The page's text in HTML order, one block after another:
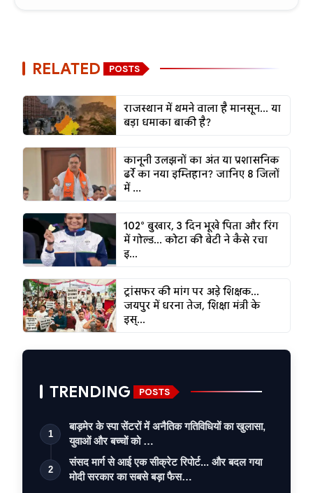
RELATED POSTS
राजस्थान में थमने वाला है मानसून... या
बड़ा धमाका बाकी है?
कानूनी उलझनों का अंत या प्रशासनिक
ढर्रे का नया इम्तिहान? जानिए 8 जिलों
में ...
102° बुखार, 3 दिन भूखे पिता और रिंग
में गोल्ड... कोटा की बेटी ने कैसे रचा
इ...
ट्रांसफर की मांग पर अड़े शिक्षक...
जयपुर में धरना तेज, शिक्षा मंत्री के
इस्...
TRENDING POSTS
1
बाड़मेर के स्पा सेंटरों में अनैतिक गतिविधियों का खुलासा,
युवाओं और बच्चों को …
2
संसद मार्ग से आई एक सीक्रेट रिपोर्ट... और बदल गया
मोदी सरकार का सबसे बड़ा फैस…